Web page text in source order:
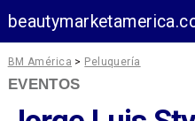
BM América > Peluquería
EVENTOS